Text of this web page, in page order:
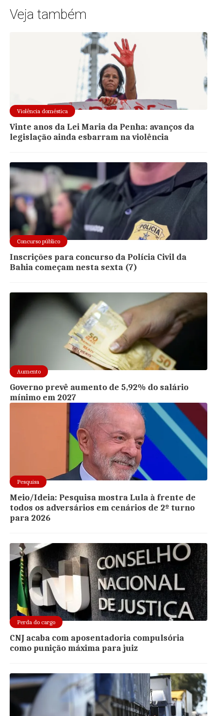
Veja também
Violência doméstica
Vinte anos da Lei Maria da Penha: avanços da
legislação ainda esbarram na violência
Concurso público
Inscrições para concurso da Polícia Civil da
Bahia começam nesta sexta (7)
Aumento
Governo prevê aumento de 5,92% do salário
mínimo em 2027
Pesquisa
Meio/Ideia: Pesquisa mostra Lula à frente de
todos os adversários em cenários de 2º turno
para 2026
Perda do cargo
CNJ acaba com aposentadoria compulsória
como punição máxima para juiz